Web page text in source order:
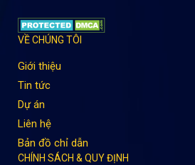
VỀ CHÚNG TÔI
Giới thiệu
Tin tức
Dự án
Liên hệ
Bản đồ chỉ dẫn
CHÍNH SÁCH & QUY ĐỊNH